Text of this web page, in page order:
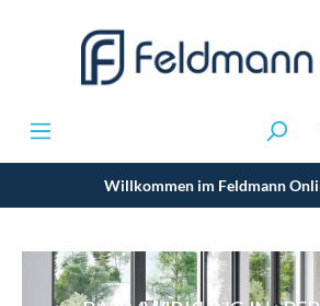
Willkommen im Feldmann